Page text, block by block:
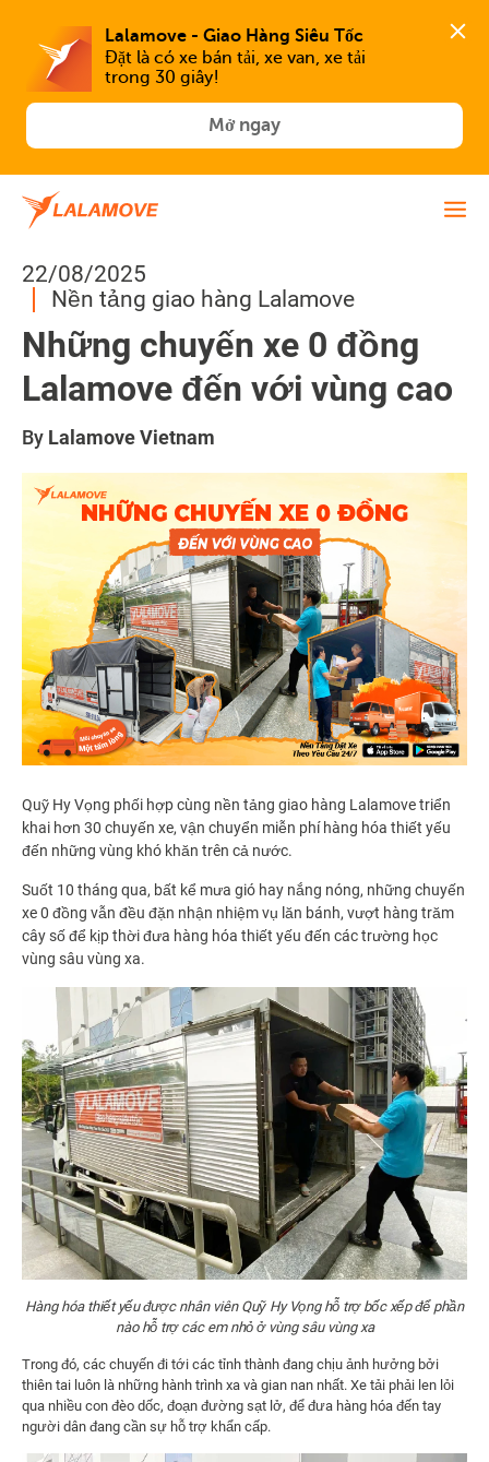
Lalamove - Giao Hàng Siêu Tốc
Đặt là có xe bán tải, xe van, xe tải
trong 30 giây!
Mở ngay
22/08/2025
Nền tảng giao hàng Lalamove
Những chuyến xe 0 đồng
Lalamove đến với vùng cao
By Lalamove Vietnam
Quỹ Hy Vọng phối hợp cùng nền tảng giao hàng Lalamove triển
khai hơn 30 chuyến xe, vận chuyển miễn phí hàng hóa thiết yếu
đến những vùng khó khăn trên cả nước.
Suốt 10 tháng qua, bất kể mưa gió hay nắng nóng, những chuyến
xe 0 đồng vẫn đều đặn nhận nhiệm vụ lăn bánh, vượt hàng trăm
cây số để kịp thời đưa hàng hóa thiết yếu đến các trường học
vùng sâu vùng xa.
Hàng hóa thiết yếu được nhân viên Quỹ Hy Vọng hỗ trợ bốc xếp để phần
nào hỗ trợ các em nhỏ ở vùng sâu vùng xa
Trong đó, các chuyến đi tới các tỉnh thành đang chịu ảnh hưởng bởi
thiên tai luôn là những hành trình xa và gian nan nhất. Xe tải phải len lỏi
qua nhiều con đèo dốc, đoạn đường sạt lở, để đưa hàng hóa đến tay
người dân đang cần sự hỗ trợ khẩn cấp.